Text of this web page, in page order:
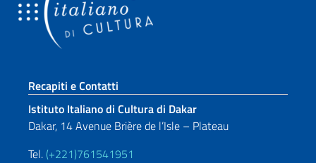
Sezione footer
Recapiti e Contatti
Istituto Italiano di Cultura di Dakar
Dakar, 14 Avenue Brière de l’Isle – Plateau
Tel. (+221)761541951